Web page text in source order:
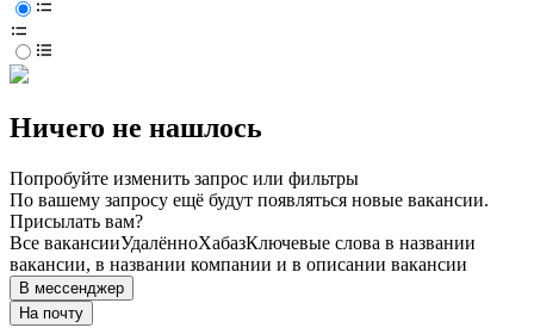
Ничего не нашлось
Попробуйте изменить запрос или фильтры
По вашему запросу ещё будут появляться новые вакансии.
Присылать вам?
Все вакансииУдалённоХабазКлючевые слова в названии
вакансии, в названии компании и в описании вакансии
В мессенджер
На почту